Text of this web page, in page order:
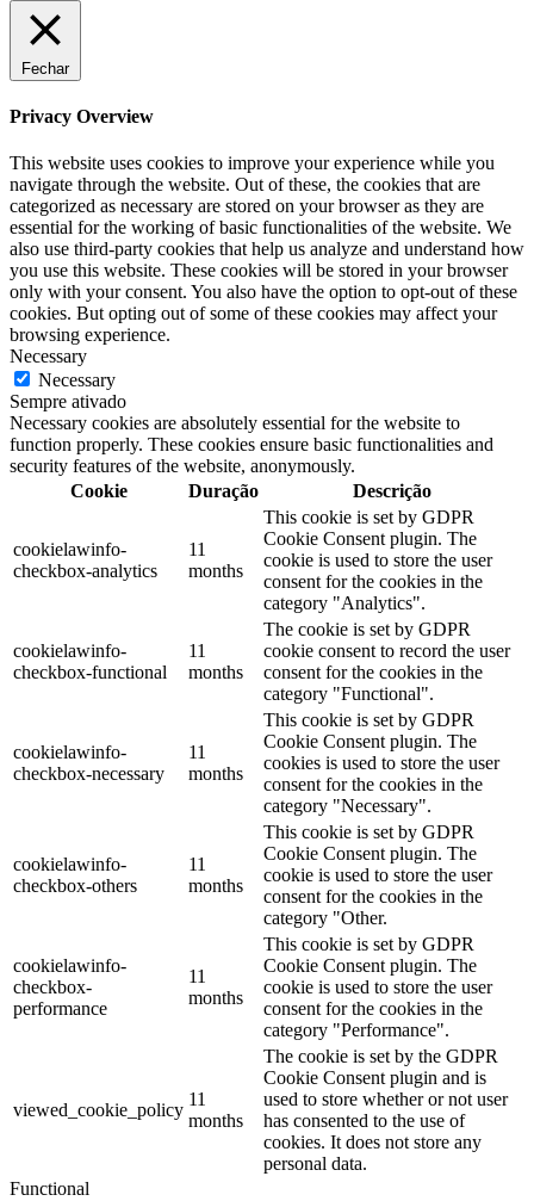
Fechar
Privacy Overview
This website uses cookies to improve your experience while you
navigate through the website. Out of these, the cookies that are
categorized as necessary are stored on your browser as they are
essential for the working of basic functionalities of the website. We
also use third-party cookies that help us analyze and understand how
you use this website. These cookies will be stored in your browser
only with your consent. You also have the option to opt-out of these
cookies. But opting out of some of these cookies may affect your
browsing experience.
Necessary
Necessary
Sempre ativado
Necessary cookies are absolutely essential for the website to
function properly. These cookies ensure basic functionalities and
security features of the website, anonymously.
Cookie
Duração Descrição
cookielawinfo-
checkbox-analytics
11
months
This cookie is set by GDPR
Cookie Consent plugin. The
cookie is used to store the user
consent for the cookies in the
category "Analytics".
cookielawinfo-
checkbox-functional
11
months
The cookie is set by GDPR
cookie consent to record the user
consent for the cookies in the
category "Functional".
cookielawinfo-
checkbox-necessary
11
months
This cookie is set by GDPR
Cookie Consent plugin. The
cookies is used to store the user
consent for the cookies in the
category "Necessary".
cookielawinfo-
checkbox-others
11
months
This cookie is set by GDPR
Cookie Consent plugin. The
cookie is used to store the user
consent for the cookies in the
category "Other.
cookielawinfo-
checkbox-
performance
11
months
This cookie is set by GDPR
Cookie Consent plugin. The
cookie is used to store the user
consent for the cookies in the
category "Performance".
viewed_cookie_policy
11
months
The cookie is set by the GDPR
Cookie Consent plugin and is
used to store whether or not user
has consented to the use of
cookies. It does not store any
personal data.
Functional